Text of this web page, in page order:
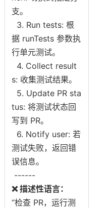
支。
3. Run tests: 根
据 runTests 参数执
行单元测试。
4. Collect result
s: 收集测试结果。
5. Update PR sta
tus: 将测试状态回
写到 PR。
6. Notify user: 若
测试失败，返回错
误信息。
------
❌ 描述性语言：
“检查 PR，运行测